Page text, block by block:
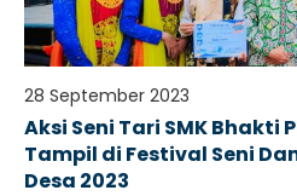
28 September 2023
Aksi Seni Tari SMK Bhakti
Tampil di Festival Seni
Desa 2023